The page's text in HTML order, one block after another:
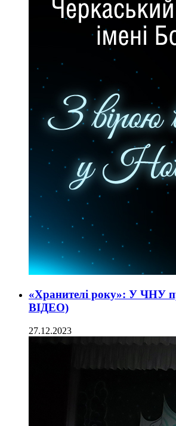
«Хранителі року»: У ЧНУ
ВІДЕО)
27.12.2023